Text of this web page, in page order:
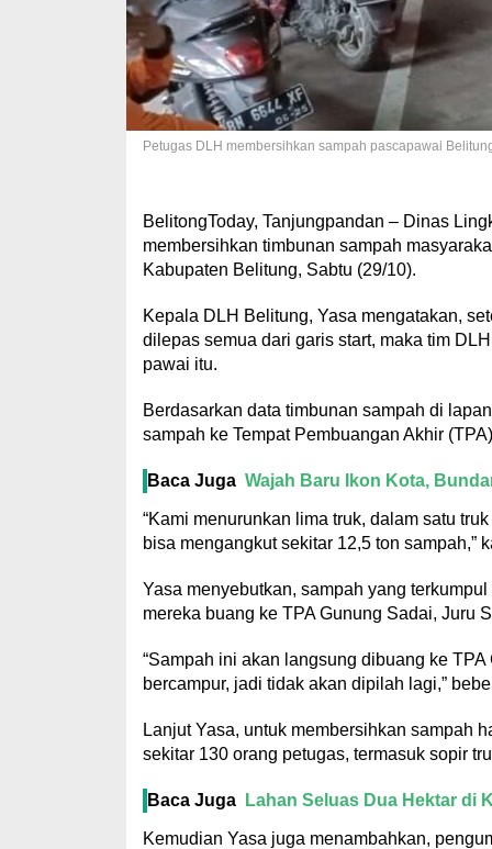
Petugas DLH membersihkan sampah pascapawai
BelitongToday, Tanjungpandan – Dinas
membersihkan timbunan sampah
Kabupaten Belitung, Sabtu (29/10).
Kepala DLH Belitung, Yasa mengatakan,
dilepas semua dari garis start, maka tim
pawai itu.
Berdasarkan data timbunan sampah di
sampah ke Tempat Pembuangan Akhir
Baca Juga Wajah Baru Ikon Kota,
“Kami menurunkan lima truk, dalam satu
bisa mengangkut sekitar 12,5 ton sampah,”
Yasa menyebutkan, sampah yang
mereka buang ke TPA Gunung Sadai, Juru
“Sampah ini akan langsung dibuang ke
bercampur, jadi tidak akan dipilah lagi,”
Lanjut Yasa, untuk membersihkan sampah
sekitar 130 orang petugas, termasuk sopir
Baca Juga Lahan Seluas Dua Hektar di
Kemudian Yasa juga menambahkan,